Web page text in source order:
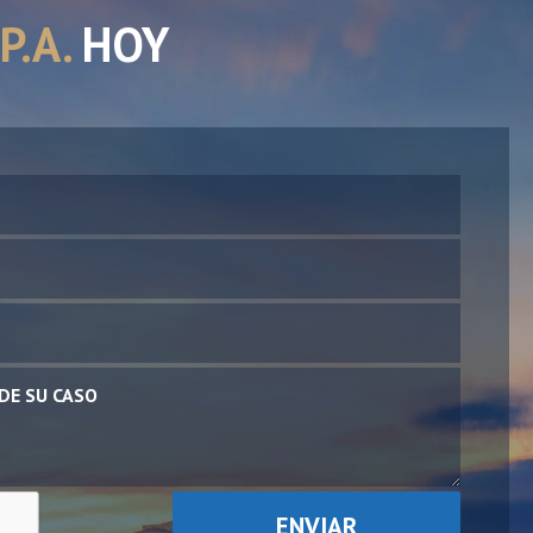
HOY